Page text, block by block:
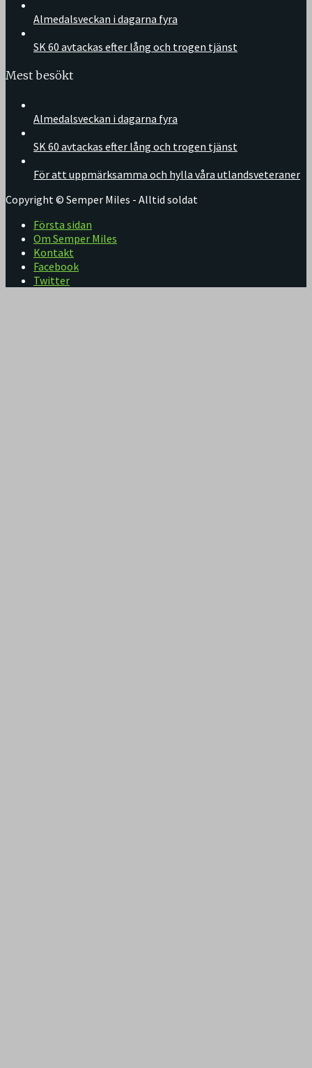
Almedalsveckan i dagarna fyra
SK 60 avtackas efter lång och trogen tjänst
Mest besökt
Almedalsveckan i dagarna fyra
SK 60 avtackas efter lång och trogen tjänst
För att uppmärksamma och hylla våra utlandsveteraner
Copyright © Semper Miles - Alltid soldat
Första sidan
Om Semper Miles
Kontakt
Facebook
Twitter